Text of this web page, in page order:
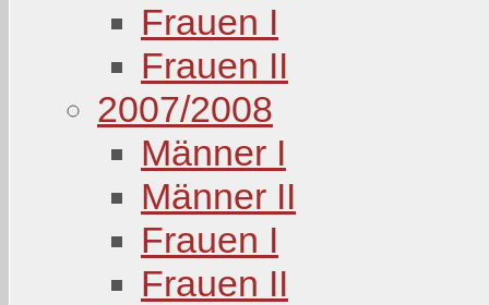
Frauen I
Frauen II
2007/2008
Männer I
Männer II
Frauen I
Frauen II